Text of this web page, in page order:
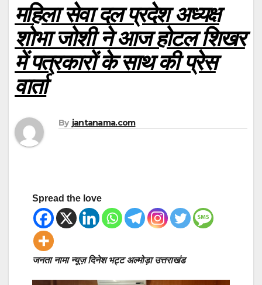
महिला सेवा दल प्रदेश अध्यक्ष
शोभा जोशी ने आज होटल शिखर
में पत्रकारों के साथ की प्रेस
वार्ता
By jantanama.com
Spread the love
जनता नामा न्यूज़ दिनेश भट्ट अल्मोड़ा उत्तराखंड